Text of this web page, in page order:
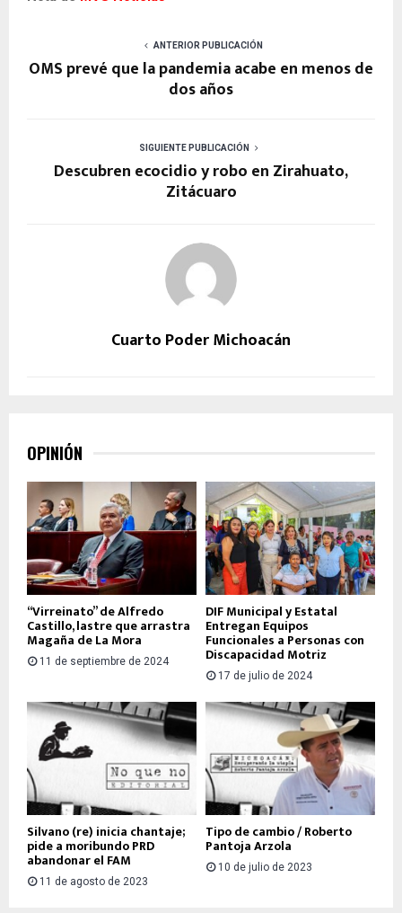
ANTERIOR PUBLICACIÓN
OMS prevé que la pandemia acabe en menos de
dos años
SIGUIENTE PUBLICACIÓN
Descubren ecocidio y robo en Zirahuato,
Zitácuaro
Cuarto Poder Michoacán
OPINIÓN
“Virreinato” de Alfredo
Castillo, lastre que arrastra
Magaña de La Mora
11 de septiembre de 2024
DIF Municipal y Estatal
Entregan Equipos
Funcionales a Personas con
Discapacidad Motriz
17 de julio de 2024
Silvano (re) inicia chantaje;
pide a moribundo PRD
abandonar el FAM
11 de agosto de 2023
Tipo de cambio / Roberto
Pantoja Arzola
10 de julio de 2023